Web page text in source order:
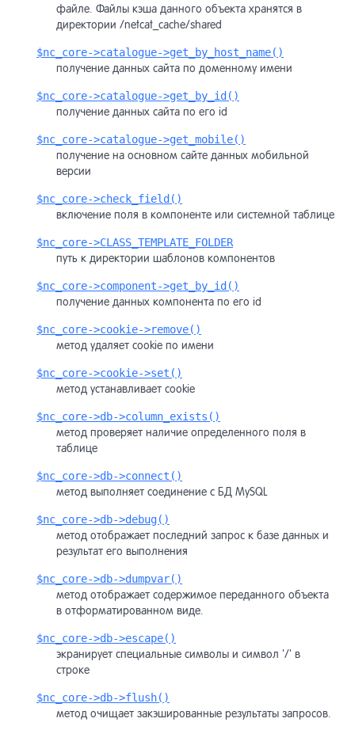
файле. Файлы кэша данного объекта хранятся в
директории /netcat_cache/shared
$nc_core->catalogue->get_by_host_name()
получение данных сайта по доменному имени
$nc_core->catalogue->get_by_id()
получение данных сайта по его id
$nc_core->catalogue->get_mobile()
получение на основном сайте данных мобильной
версии
$nc_core->check_field()
включение поля в компоненте или системной таблице
$nc_core->CLASS_TEMPLATE_FOLDER
путь к директории шаблонов компонентов
$nc_core->component->get_by_id()
получение данных компонента по его id
$nc_core->cookie->remove()
метод удаляет cookie по имени
$nc_core->cookie->set()
метод устанавливает cookie
$nc_core->db->column_exists()
метод проверяет наличие определенного поля в
таблице
$nc_core->db->connect()
метод выполняет соединение с БД MySQL
$nc_core->db->debug()
метод отображает последний запрос к базе данных и
результат его выполнения
$nc_core->db->dumpvar()
метод отображает содержимое переданного объекта
в отформатированном виде.
$nc_core->db->escape()
экранирует специальные символы и символ '/' в
строке
$nc_core->db->flush()
метод очищает закэшированные результаты запросов.